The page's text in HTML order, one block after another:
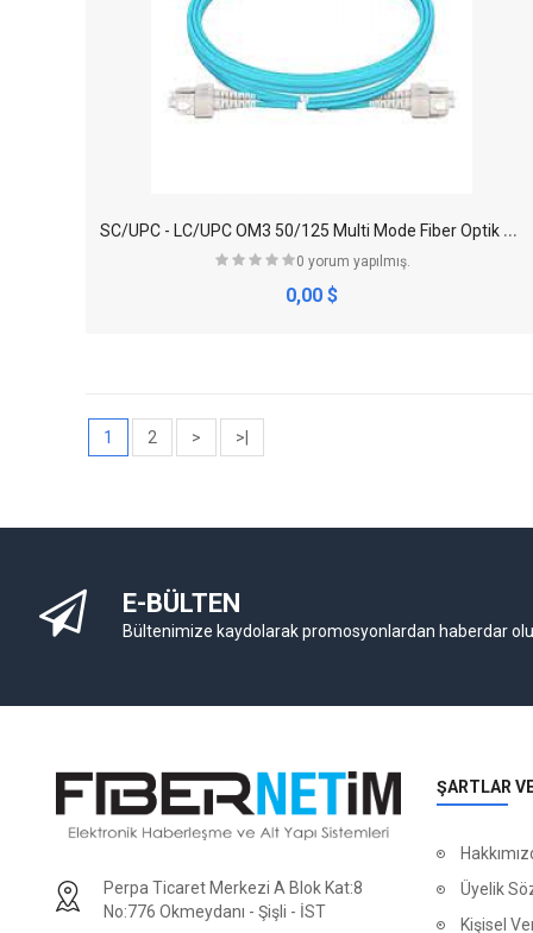
S
C/UPC - LC/UPC OM3 50/125 Multi Mode Fiber Optik Patch Cord Duplex
0 yorum yapılmış.
0,00 $
1 2 > >|
E-BÜLTEN
Bültenimize kaydolarak promosyonlardan haberdar
Perpa Ticaret Merkezi A Blok Kat:8
No:776 Okmeydanı - Şişli - İST
ŞARTLAR
Üyelik
Kişisel